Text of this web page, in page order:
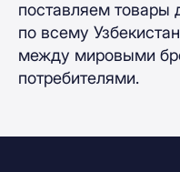
поставляем товары
по всему
между мировыми
потребителями.